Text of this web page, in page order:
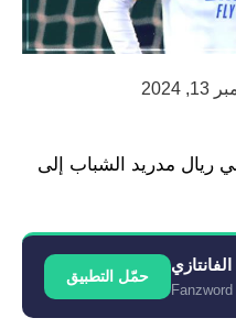
2024
ريال مدريد الشباب إلى
حمّل التطبيق